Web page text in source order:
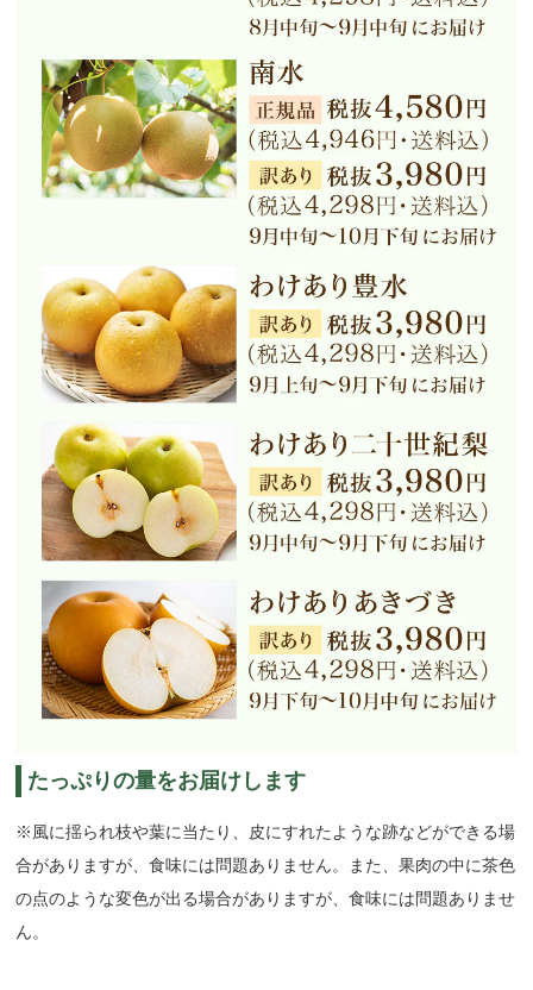
たっぷりの量をお届けします
※風に揺られ枝や葉に当たり、皮にすれたような跡などができる場
合がありますが、食味には問題ありません。また、果肉の中に茶色
の点のような変色が出る場合がありますが、食味には問題ありませ
ん。